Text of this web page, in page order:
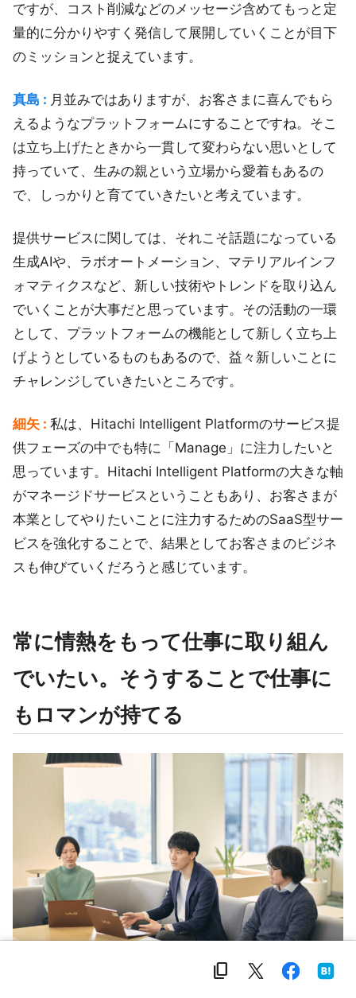
ですが、コスト削減などのメッセージ含めてもっと定
量的に分かりやすく発信して展開していくことが目下
のミッションと捉えています。
真島 : 月並みではありますが、お客さまに喜んでもら
えるようなプラットフォームにすることですね。そこ
は立ち上げたときから一貫して変わらない思いとして
持っていて、生みの親という立場から愛着もあるの
で、しっかりと育てていきたいと考えています。
提供サービスに関しては、それこそ話題になっている
生成AIや、ラボオートメーション、マテリアルインフ
ォマティクスなど、新しい技術やトレンドを取り込ん
でいくことが大事だと思っています。その活動の一環
として、プラットフォームの機能として新しく立ち上
げようとしているものもあるので、益々新しいことに
チャレンジしていきたいところです。
細矢 : 私は、Hitachi Intelligent Platformのサービス提
供フェーズの中でも特に「Manage」に注力したいと
思っています。Hitachi Intelligent Platformの大きな軸
がマネージドサービスということもあり、お客さまが
本業としてやりたいことに注力するためのSaaS型サー
ビスを強化することで、結果としてお客さまのビジネ
スも伸びていくだろうと感じています。
常に情熱をもって仕事に取り組ん
でいたい。そうすることで仕事に
もロマンが持てる
content_copy